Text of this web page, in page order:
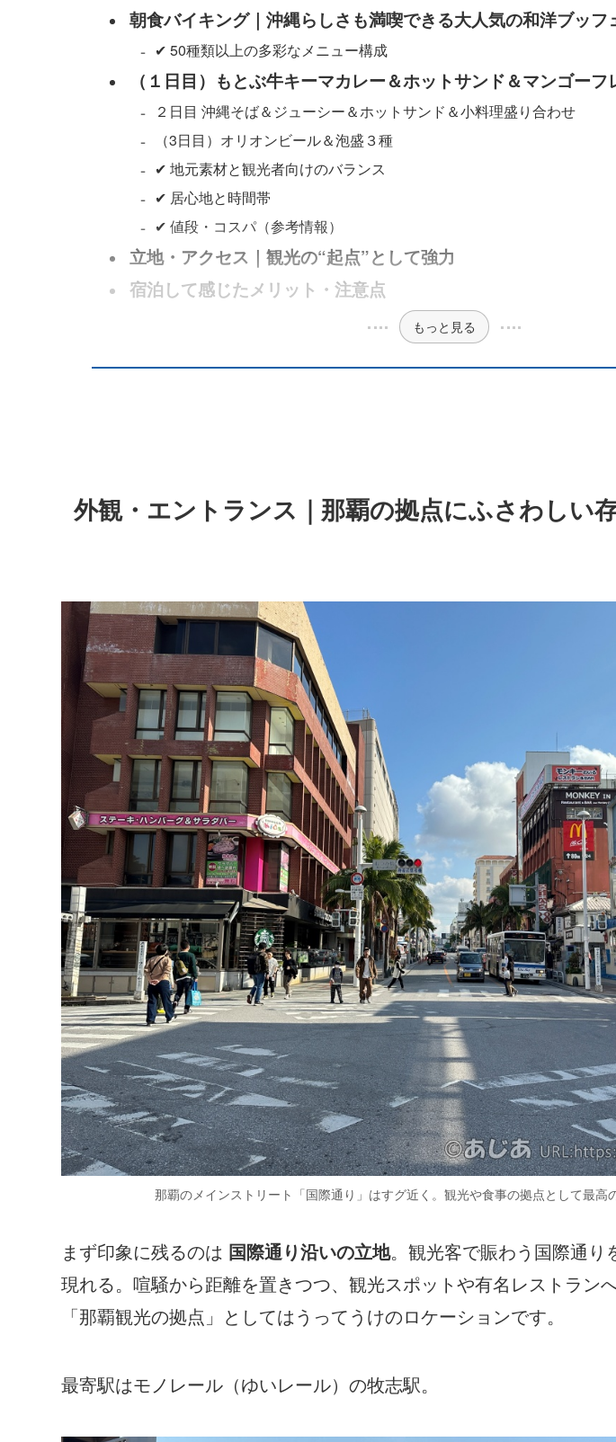
朝食バイキング｜沖縄らしさも満喫できる大人気の和洋ブッフ
✔ 50種類以上の多彩なメニュー構成
（１日目）もとぶ牛キーマカレー＆ホットサンド＆マンゴーフ
２日目 沖縄そば＆ジューシー＆ホットサンド＆小料理盛り合わせ
（3日目）オリオンビール＆泡盛３種
✔ 地元素材と観光者向けのバランス
✔ 居心地と時間帯
✔ 値段・コスパ（参考情報）
立地・アクセス｜観光の“起点”として強力
宿泊して感じたメリット・注意点
もっと見る
外観・エントランス｜那覇の拠点にふさわしい
那覇のメインストリート「国際通り」はすグ近く。観光や食事の拠点として最高
まず印象に残るのは 国際通り沿いの立地。観光客で賑わう国際通り
現れる。喧騒から距離を置きつつ、観光スポットや有名レストラン
「那覇観光の拠点」としてはうってうけのロケーションです。
最寄駅はモノレール（ゆいレール）の牧志駅。